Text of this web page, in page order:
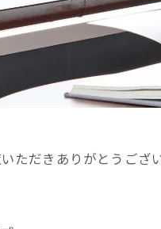
ただきありがとうござ